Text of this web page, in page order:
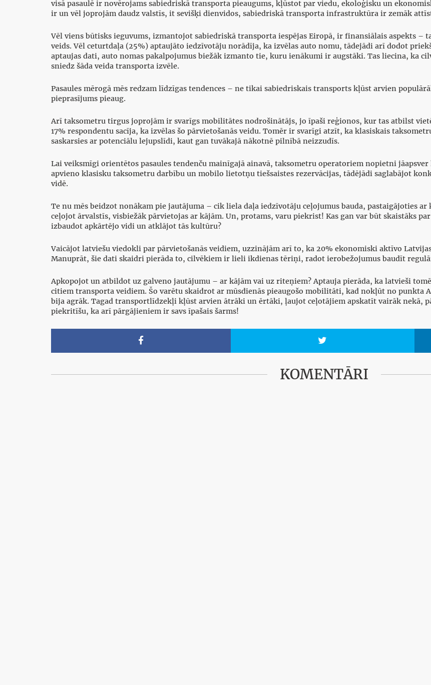
visā pasaulē ir novērojams sabiedriskā transporta pieaugums, kļūstot par viedu, ekoloģisku un
ir un vēl joprojām daudz valstīs, it sevišķi dienvidos, sabiedriskā transporta infrastruktūra ir zemāk
Vēl viens būtisks ieguvums, izmantojot sabiedriskā transporta iespējas Eiropā, ir finansiālais aspekts –
veids. Vēl ceturtdaļa (25%) aptaujāto iedzīvotāju norādīja, ka izvēlas auto nomu, tādejādi arī dodot
aptaujas dati, auto nomas pakalpojumus biežāk izmanto tie, kuru ienākumi ir augstāki. Tas liecina, ka
sniedz šāda veida transporta izvēle.
Pasaules mērogā mēs redzam līdzīgas tendences – ne tikai sabiedriskais transports kļūst arvien
pieprasījums pieaug.
Arī taksometru tirgus joprojām ir svarīgs mobilitātes nodrošinātājs, jo īpaši reģionos, kur tas atbilst
17% respondentu sacīja, ka izvēlas šo pārvietošanās veidu. Tomēr ir svarīgi atzīt, ka klasiskais
saskarsies ar potenciālu lejupslīdi, kaut gan tuvākajā nākotnē pilnībā neizzudīs.
Lai veiksmīgi orientētos pasaules tendenču mainīgajā ainavā, taksometru operatoriem nopietni
apvieno klasisku taksometru darbību un mobilo lietotņu tiešsaistes rezervācijas, tādējādi saglabājot
vidē.
Te nu mēs beidzot nonākam pie jautājuma – cik liela daļa iedzīvotāju ceļojumus bauda, pastaigājoties
ceļojot ārvalstīs, visbiežāk pārvietojas ar kājām. Un, protams, varu piekrist! Kas gan var būt skaistāks
izbaudot apkārtējo vidi un atklājot tās kultūru?
Vaicājot latviešu viedokli par pārvietošanās veidiem, uzzinājām arī to, ka 20% ekonomiski aktīvo
Manuprāt, šie dati skaidri pierāda to, cilvēkiem ir lieli ikdienas tēriņi, radot ierobežojumus baudīt
Apkopojot un atbildot uz galveno jautājumu – ar kājām vai uz riteņiem? Aptauja pierāda, ka latvieši
citiem transporta veidiem. Šo varētu skaidrot ar mūsdienās pieaugošo mobilitāti, kad nokļūt no punkta
bija agrāk. Tagad transportlīdzekļi kļūst arvien ātrāki un ērtāki, ļaujot ceļotājiem apskatīt vairāk nekā,
piekritīšu, ka arī pārgājieniem ir savs īpašais šarms!
 
KOMENTĀRI